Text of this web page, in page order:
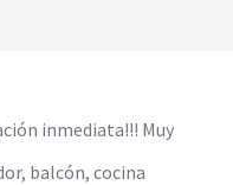
inmediata!!! Muy
balcón, cocina